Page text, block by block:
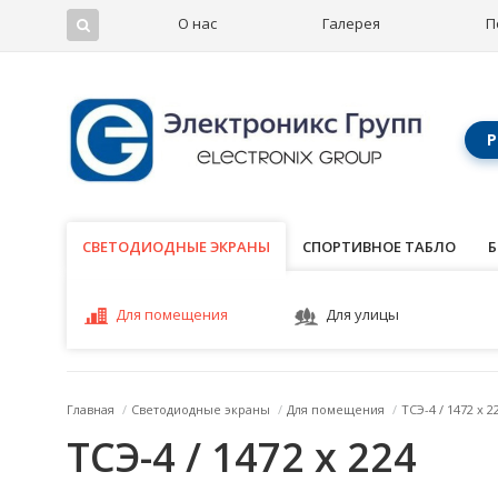
О нас Галерея
СВЕТОДИОДНЫЕ ЭКРАНЫ
СВЕТОДИОДНЫЕ ЭКРАНЫ СПОРТИВНОЕ ТАБЛО
Для помещения Для улицы
Главная / Светодиодные экраны / Для помещения / ТСЭ-4 / 1472 x
ТСЭ-4 / 1472 x 224